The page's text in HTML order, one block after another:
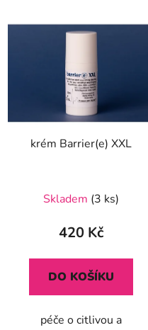
krém Barrier(e) XXL
Skladem (3 ks)
420 Kč
DO KOŠÍKU
péče o citlivou a